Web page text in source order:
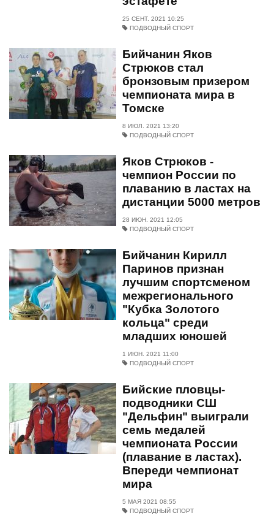
25 СЕНТ. 2021 10:25
ПОДВОДНЫЙ СПОРТ
Бийчанин Яков
Стрюков стал
бронзовым призером
чемпионата мира в
Томске
8 ИЮЛ. 2021 13:20
ПОДВОДНЫЙ СПОРТ
Яков Стрюков -
чемпион России по
плаванию в ластах на
дистанции 5000 метров
28 ИЮН. 2021 12:05
ПОДВОДНЫЙ СПОРТ
Бийчанин Кирилл
Паринов признан
лучшим спортсменом
межрегионального
"Кубка Золотого
кольца" среди
младших юношей
1 ИЮН. 2021 11:00
ПОДВОДНЫЙ СПОРТ
Бийские пловцы-
подводники СШ
"Дельфин" выиграли
семь медалей
чемпионата России
(плавание в ластах).
Впереди чемпионат
мира
5 МАЯ 2021 08:55
ПОДВОДНЫЙ СПОРТ